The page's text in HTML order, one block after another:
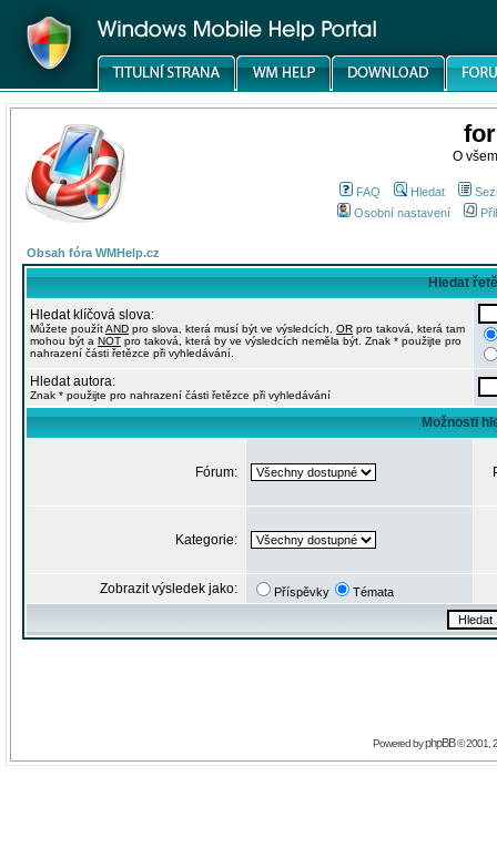
O
FAQ Hledat
Osobní nastavení
Obsah fóra WMHelp.cz
Hledat
Hledat klíčová slova:
Můžete použítAND pro slova, která musí být ve výsledcích, OR pro taková, která tam
mohou být a NOT pro taková, která by ve výsledcích neměla být. Znak * použijte pro
nahrazení části řetězce při vyhledávání.
Hledat autora:
Znak * použijte pro nahrazení části řetězce při vyhledávání
Možnosti
Fórum:
Kategorie:
Zobrazit výsledek jako: Příspěvky Témata
Powered byphpBB© 2001,